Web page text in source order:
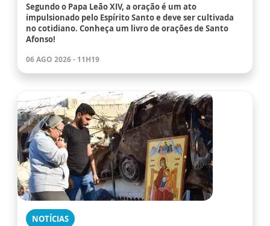
Segundo o Papa Leão XIV, a oração é um ato
impulsionado pelo Espírito Santo e deve ser cultivada
no cotidiano. Conheça um livro de orações de Santo
Afonso!
06 AGO 2026 - 11H19
NOTÍCIAS